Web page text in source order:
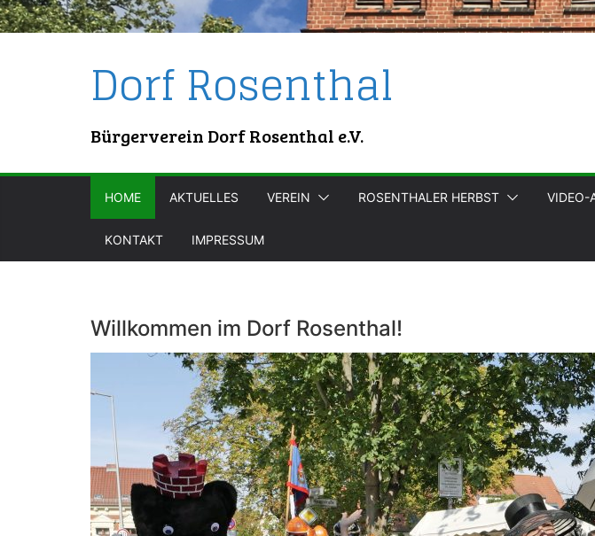
Dorf Rosenthal
Bürgerverein Dorf Rosenthal e.V.
HOME AKTUELLES VEREIN ROSENTHALER HERBST VIDEO-
KONTAKT IMPRESSUM
Willkommen im Dorf Rosenthal!